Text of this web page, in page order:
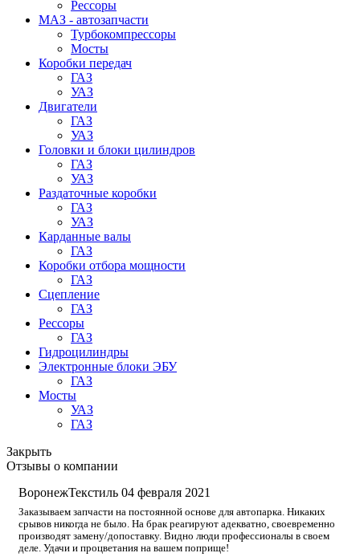
Рессоры
МАЗ - автозапчасти
Турбокомпрессоры
Мосты
Коробки передач
ГАЗ
УАЗ
Двигатели
ГАЗ
УАЗ
Головки и блоки цилиндров
ГАЗ
УАЗ
Раздаточные коробки
ГАЗ
УАЗ
Карданные валы
ГАЗ
Коробки отбора мощности
ГАЗ
Сцепление
ГАЗ
Рессоры
ГАЗ
Гидроцилиндры
Электронные блоки ЭБУ
ГАЗ
Мосты
УАЗ
ГАЗ
Закрыть
Отзывы о компании
ВоронежТекстиль 04 февраля 2021
Заказываем запчасти на постоянной основе для автопарка. Никаких
срывов никогда не было. На брак реагируют адекватно, своевременно
производят замену/допоставку. Видно люди профессионалы в своем
деле. Удачи и процветания на вашем поприще!